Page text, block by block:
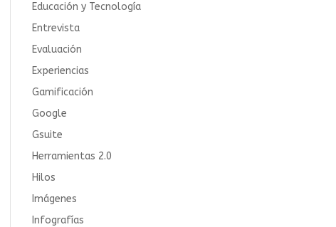
Educación y Tecnología
Entrevista
Evaluación
Experiencias
Gamificación
Google
Gsuite
Herramientas 2.0
Hilos
Imágenes
Infografías